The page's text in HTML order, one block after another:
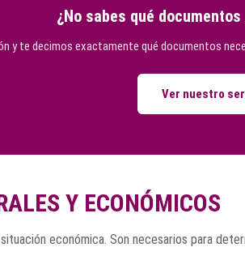
¿No sabes qué
y te decimos exactamente qué documentos
Ver nuestro
Y ECONÓMICOS
económica. Son necesarios para